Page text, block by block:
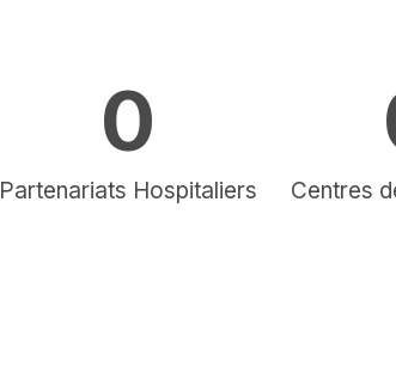
Partenariats Hospitaliers
0
Centres